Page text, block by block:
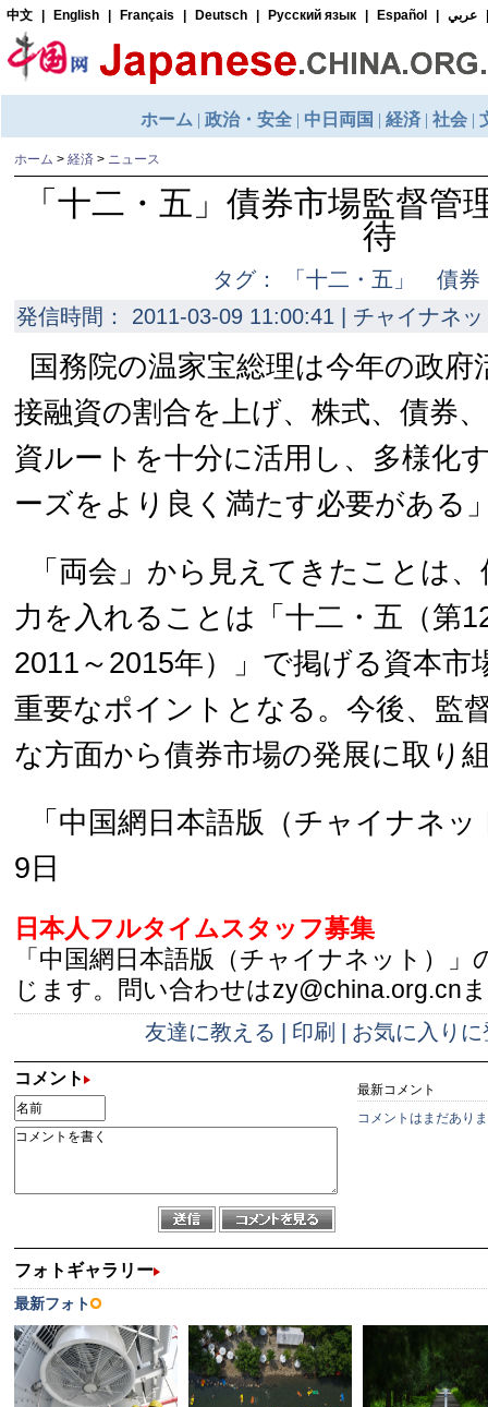
ホーム > 経済 > ニュース
「十二・五」債券市場監督管
待
タグ： 「十二・五」 債
発信時間： 2011-03-09 11:00:41 | チャイナネ
国務院の温家宝総理は今年の政府
接融資の割合を上げ、株式、債券
資ルートを十分に活用し、多様化
ーズをより良く満たす必要がある
「両会」から見えてきたことは
力を入れることは「十二・五（第
2011～2015年）」で掲げる資本市
重要なポイントとなる。今後、監
な方面から債券市場の発展に取り
「中国網日本語版（チャイナネ
9日
日本人フルタイムスタッフ募集
「中国網日本語版（チャイナネット）」
じます。問い合わせはzy@china.org.cn
友達に教える 印刷 お気に入りに
コメント
最新コメント
コメントはまだあり